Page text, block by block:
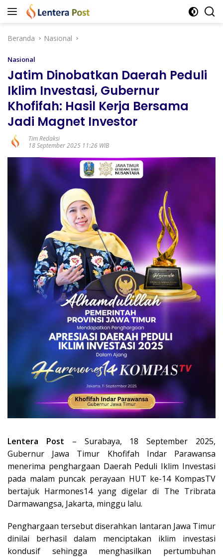
Langsung
Beranda
Nasional
Nasional
Jatim Dinobatkan Daerah Peduli
Iklim Investasi, Gubernur
Khofifah: Hasil Kerja Bersama
Jadi Magnet Investor
Tim Redaksi
18 September 2025 11:26 WIB
Lentera Post – Surabaya, 18 September 2025,
Gubernur Jawa Timur Khofifah Indar Parawansa
menerima penghargaan Daerah Peduli Iklim Investasi
pada malam puncak perayaan HUT ke-14 KompasTV
bertajuk Harmones14 yang digelar di The Tribrata
Darmawangsa, Jakarta, minggu lalu.
Penghargaan tersebut diserahkan lantaran Jawa Timur
dinilai berhasil dalam menciptakan iklim investasi
kondusif sehingga menghasilkan pertumbuhan